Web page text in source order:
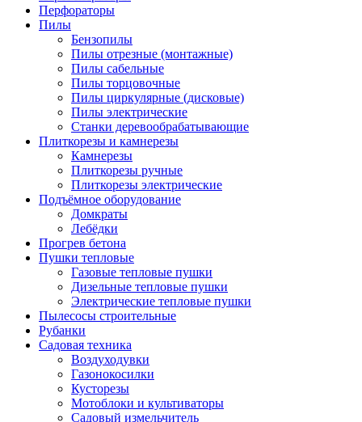
Перфораторы
Пилы
Бензопилы
Пилы отрезные (монтажные)
Пилы сабельные
Пилы торцовочные
Пилы циркулярные (дисковые)
Пилы электрические
Станки деревообрабатывающие
Плиткорезы и камнерезы
Камнерезы
Плиткорезы ручные
Плиткорезы электрические
Подъёмное оборудование
Домкраты
Лебёдки
Прогрев бетона
Пушки тепловые
Газовые тепловые пушки
Дизельные тепловые пушки
Электрические тепловые пушки
Пылесосы строительные
Рубанки
Садовая техника
Воздуходувки
Газонокосилки
Кусторезы
Мотоблоки и культиваторы
Садовый измельчитель